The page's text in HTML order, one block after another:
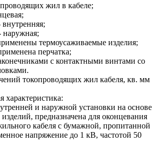
жил в кабеле;
наружная;
термоусаживаемые изделия;
перчатка;
с контактными винтами со
токопроводящих жил кабеля, кв. мм
характеристика:
и наружной установки на основе
предназначена для оконцевания
кабеля с бумажной, пропитанной
напряжение до 1 кВ, частотой 50